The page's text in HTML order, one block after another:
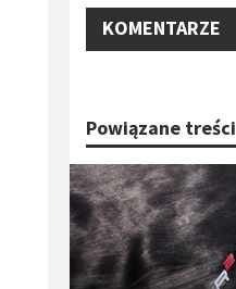
KOMENTARZE
Powiązane treści